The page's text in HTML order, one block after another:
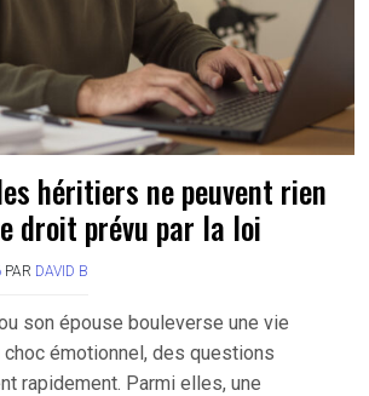
héritiers ne peuvent rien
droit prévu par la loi
PAR DAVID B
son épouse bouleverse une vie
émotionnel, des questions
rapidement. Parmi elles, une